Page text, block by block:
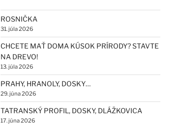
ROSNIČKA
31. júla 2026
CHCETE MAŤ DOMA KÚSOK PRÍRODY? STAVTE
NA DREVO!
13. júla 2026
PRAHY, HRANOLY, DOSKY…
29. júna 2026
TATRANSKÝ PROFIL, DOSKY, DLÁŽKOVICA
17. júna 2026